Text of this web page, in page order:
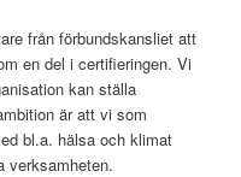
från förbundskansliet att
en del i certifieringen. Vi
kan ställa
är att vi som
bl.a. hälsa och klimat
verksamheten.